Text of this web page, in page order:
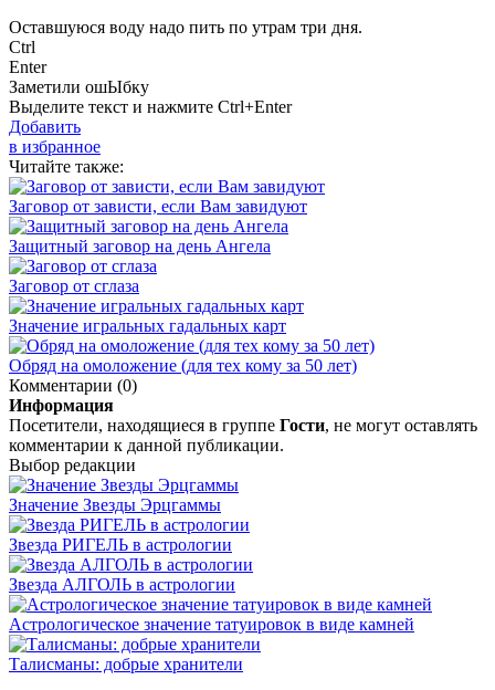
Оставшуюся воду надо пить по утрам три дня.
Ctrl
Enter
Заметили ошЫбку
Выделите текст и нажмите Ctrl+Enter
Добавить
в избранное
Читайте также:
Заговор от зависти, если Вам завидуют
Защитный заговор на день Ангела
Заговор от сглаза
Значение игральных гадальных карт
Обряд на омоложение (для тех кому за 50 лет)
Комментарии (0)
Информация
Посетители, находящиеся в группе Гости, не могут оставлять
комментарии к данной публикации.
Выбор редакции
Значение Звезды Эрцгаммы
Звезда РИГЕЛЬ в астрологии
Звезда АЛГОЛЬ в астрологии
Астрологическое значение татуировок в виде камней
Талисманы: добрые хранители